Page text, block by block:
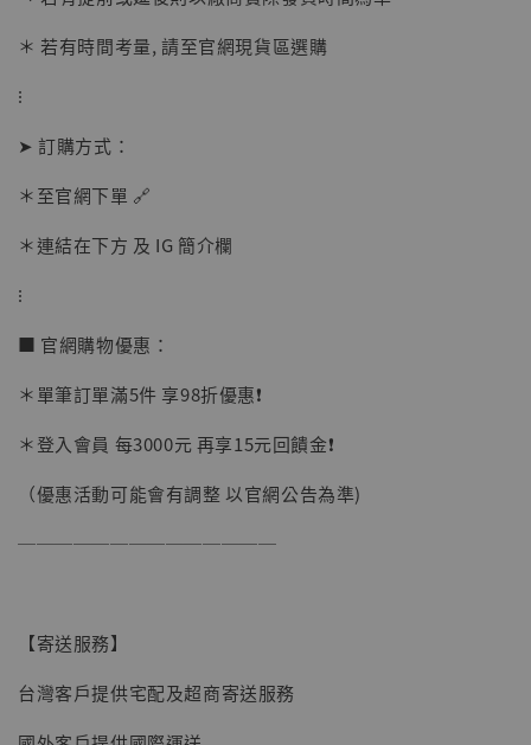
【店內現貨】海賊王 系列蒐藏雕像 布魯克達
NT$ 1,870
加購優惠【讓子彈飛 鵝城縣長 張麻子 [BK01]】
＊ 若有時間考量, 請至官網現貨區選購
⁝
➤ 訂購方式：
＊至官網下單 🔗
＊連結在下方 及 IG 簡介欄
⁝
■ 官網購物優惠：
＊單筆訂單滿5件 享98折優惠❗️
＊登入會員 每3000元 再享15元回饋金❗️
（優惠活動可能會有調整 以官網公告為準)
──────────────
【寄送服務】
台灣客戶提供宅配及超商寄送服務